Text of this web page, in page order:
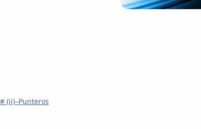
(ii)–Punteros